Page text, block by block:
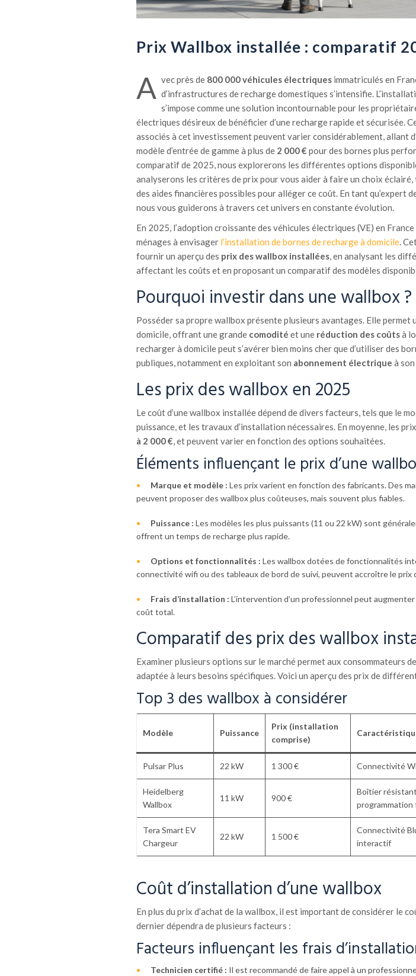
Prix Wallbox installée : comparatif
A vec près de 800 000 véhicules électriquesimmatriculés en
d’infrastructures de recharge domestiques s’intensifie.
s’impose comme une solution incontournable pour les
électriques désireux de bénéficier d’une recharge rapide et sécurisée.
associés à cet investissement peuvent varier considérablement, allant
modèle d’entrée de gamme à plus de 2 000 € pour des bornes plus
comparatif de 2025, nous explorerons les différentes options
analyserons les critères de prix pour vous aider à faire un choix
des aides financières possibles pour alléger ce coût. En tant qu’expert
nous vous guiderons à travers cet univers en constante évolution.
En 2025, l’adoption croissante des véhicules électriques (VE) en
ménages à envisager l’installation de bornes de recharge à domicile.
fournir un aperçu des prix des wallbox installées, en analysant les
affectant les coûts et en proposant un comparatif des modèles
Pourquoi investir dans une wallbox ?
Posséder sa propre wallbox présente plusieurs avantages. Elle permet
domicile, offrant une grande comodité et une réduction des coûtsà
recharger à domicile peut s’avérer bien moins cher que d’utiliser des
publiques, notamment en exploitant son abonnement électrique à
Les prix des wallbox en 2025
Le coût d’une wallbox installée dépend de divers facteurs, tels que le
puissance, et les travaux d’installation nécessaires. En moyenne, les
à 2 000 €, et peuvent varier en fonction des options souhaitées.
Éléments influençant le prix d’une
Marque et modèle : Les prix varient en fonction des fabricants. Des
peuvent proposer des wallbox plus coûteuses, mais souvent plus fiables.
Puissance : Les modèles les plus puissants (11 ou 22 kW) sont
offrent un temps de recharge plus rapide.
Options et fonctionnalités : Les wallbox dotées de fonctionnalités
connectivité wifi ou des tableaux de bord de suivi, peuvent accroître le prix
Frais d’installation : L’intervention d’un professionnel peut
coût total.
Comparatif des prix des wallbox
Examiner plusieurs options sur le marché permet aux consommateurs
adaptée à leurs besoins spécifiques. Voici un aperçu des prix de
Top 3 des wallbox à considérer
Modèle Puissance
Prix (installation
comprise)
Pulsar Plus 22 kW 1 300 € Connectivité
Heidelberg
Wallbox
11 kW 900 €
Boîtier
programmation
Tera Smart EV
Chargeur
22 kW 1 500 €
Connectivité
interactif
Coût d’installation d’une wallbox
En plus du prix d’achat de la wallbox, il est important de considérer le
dernier dépendra de plusieurs facteurs :
Facteurs influençant les frais
Technicien certifié : Il est recommandé de faire appel à un